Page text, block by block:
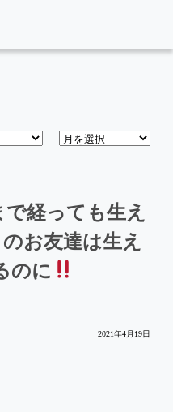
経っても生え
のお友達は生え
のに
2021年4月19日